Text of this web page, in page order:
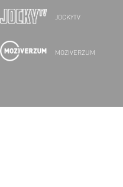
JOCKYTV
MOZIVERZUM